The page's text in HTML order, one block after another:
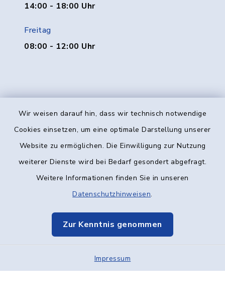
Wir weisen darauf hin, dass wir technisch notwendige
Cookies einsetzen, um eine optimale Darstellung unserer
Website zu ermöglichen. Die Einwilligung zur Nutzung
weiterer Dienste wird bei Bedarf gesondert abgefragt.
Weitere Informationen finden Sie in unseren
Datenschutzhinweisen.
Zur Kenntnis genommen
Impressum
14:00 - 18:00 Uhr
Freitag
08:00 - 12:00 Uhr
Kontakt
Datenschutz
Elektronische Kommunikation
Sitemap